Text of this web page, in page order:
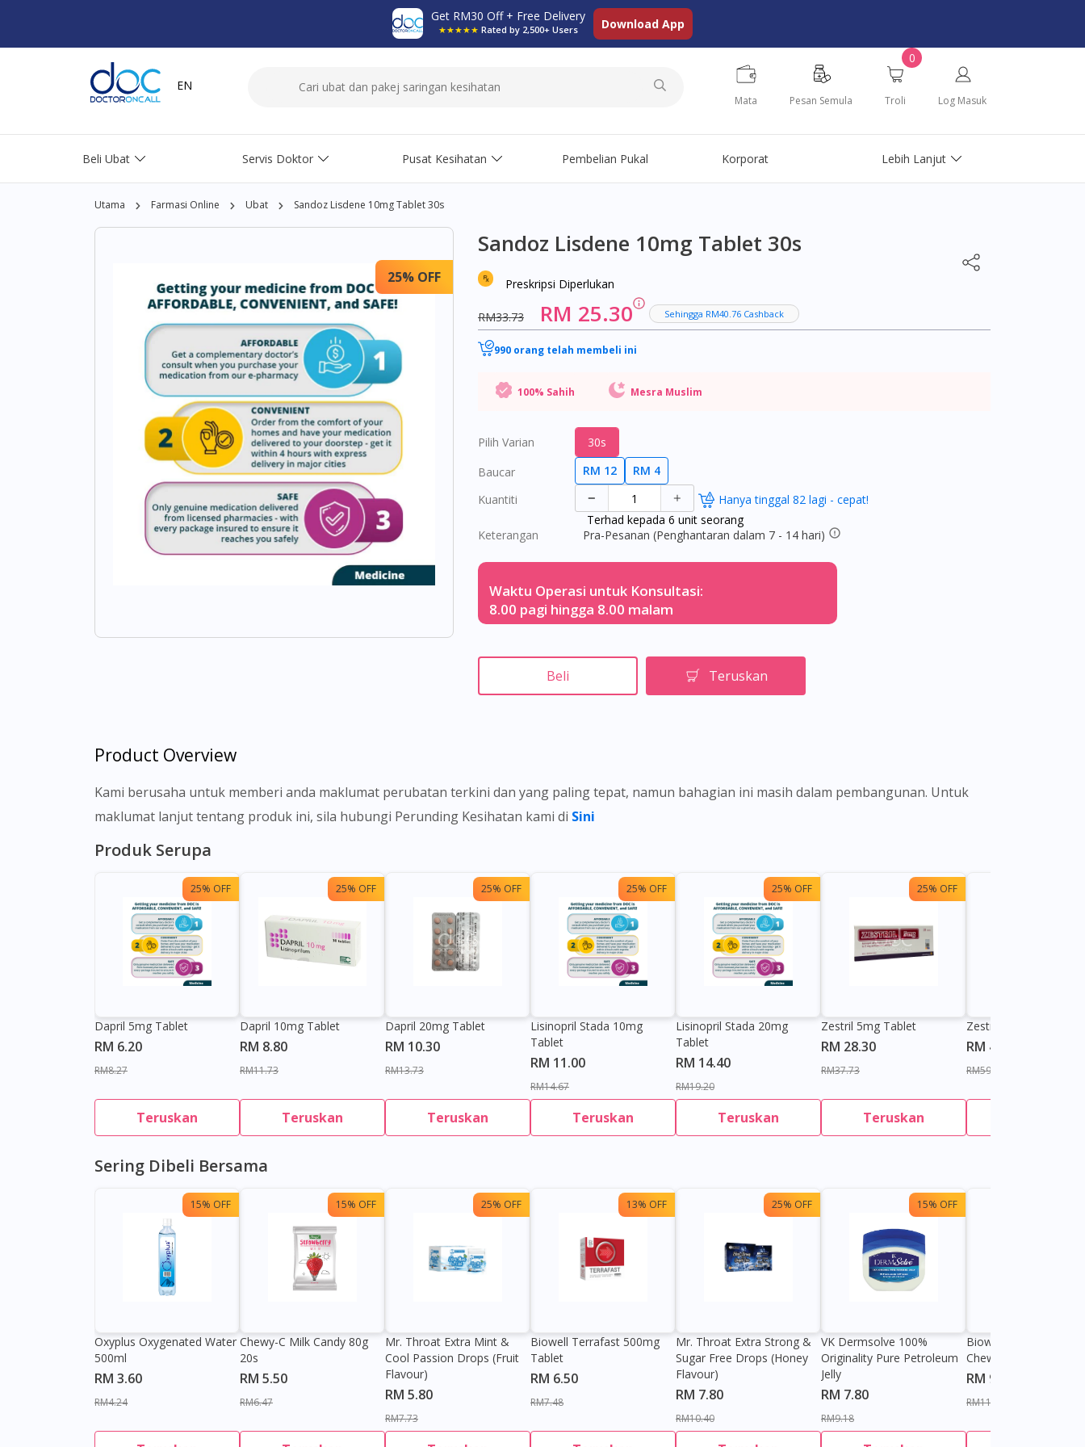
Get RM30 Off + Free Delivery
★★★★★ Rated by 2,500+ Users Download App
EN
Mata Pesan Semula
0
Troli Log Masuk
Beli Ubat Servis Doktor Pusat Kesihatan Pembelian Pukal Korporat Lebih Lanjut
Utama Farmasi Online Ubat Sandoz Lisdene 10mg Tablet 30s
25% OFF
Sandoz Lisdene 10mg Tablet 30s
Preskripsi Diperlukan
RM33.73 RM 25.30 Sehingga RM40.76 Cashback
990 orang telah membeli ini
100% Sahih Mesra Muslim
Pilih Varian
30s
Baucar
RM 12
RM 4
Kuantiti
Hanya tinggal 82 lagi - cepat!
Terhad kepada 6 unit seorang
Keterangan
Pra-Pesanan (Penghantaran dalam 7 - 14 hari)
Waktu Operasi untuk Konsultasi:
8.00 pagi hingga 8.00 malam
Beli Teruskan
Product Overview
Kami berusaha untuk memberi anda maklumat perubatan terkini dan yang paling tepat, namun bahagian ini masih dalam pembangunan. Untuk
maklumat lanjut tentang produk ini, sila hubungi Perunding Kesihatan kami di Sini
Produk Serupa
25% OFF
Dapril 5mg Tablet
RM 6.20
RM8.27
Teruskan
25% OFF
Dapril 10mg Tablet
RM 8.80
RM11.73
Teruskan
25% OFF
Dapril 20mg Tablet
RM 10.30
RM13.73
Teruskan
25% OFF
Lisinopril Stada 10mg
Tablet
RM 11.00
RM14.67
Teruskan
25% OFF
Lisinopril Stada 20mg
Tablet
RM 14.40
RM19.20
Teruskan
25% OFF
Zestril 5mg Tablet
RM 28.30
RM37.73
Teruskan
Zestril 10mg Tablet
RM 44.70
RM59.60
Sering Dibeli Bersama
15% OFF
Oxyplus Oxygenated Water
500ml
RM 3.60
RM4.24
15% OFF
Chewy-C Milk Candy 80g
20s
RM 5.50
RM6.47
25% OFF
Mr. Throat Extra Mint &
Cool Passion Drops (Fruit
Flavour)
RM 5.80
RM7.73
13% OFF
Biowell Terrafast 500mg
Tablet
RM 6.50
RM7.48
25% OFF
Mr. Throat Extra Strong &
Sugar Free Drops (Honey
Flavour)
RM 7.80
RM10.40
15% OFF
VK Dermsolve 100%
Originality Pure Petroleum
Jelly
RM 7.80
RM9.18
Biowell Zeero 200mg
Chewable Tablet
RM 9.80
RM11.27